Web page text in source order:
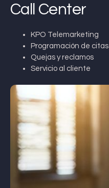
Call Center
KPO Telemarketing
Programación de citas
Quejas y reclamos
Servicio al cliente